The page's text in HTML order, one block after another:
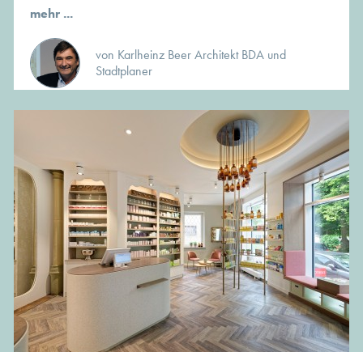
mehr ...
von Karlheinz Beer Architekt BDA und
Stadtplaner